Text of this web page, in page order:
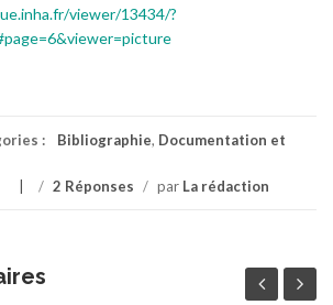
viewer/13434/?
: Bibliographie, Documentation et
/ 2 Réponses / par La rédaction